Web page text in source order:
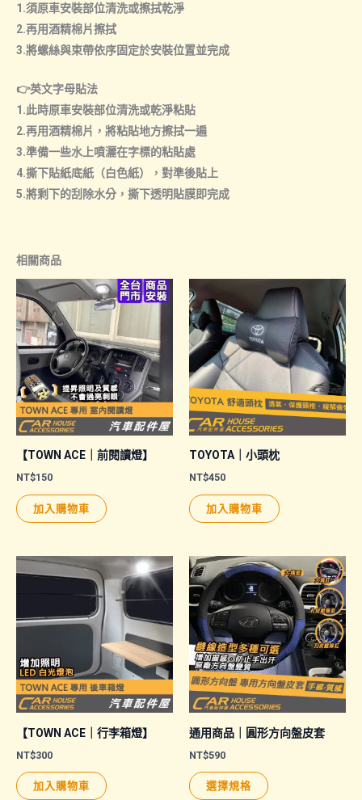
1.須原車安裝部位清洗或擦拭乾淨
2.再用酒精棉片擦拭
3.將螺絲與束帶依序固定於安裝位置並完成
👉英文字母貼法
1.此時原車安裝部位清洗或乾淨粘貼
2.再用酒精棉片，將粘貼地方擦拭一遍
3.準備一些水上噴灑在字標的粘貼處
4.撕下貼紙底紙（白色紙），對準後貼上
5.將剩下的刮除水分，撕下透明貼膜即完成
相關商品
【TOWN ACE｜前閱讀燈】
NT$150
加入購物車
TOYOTA｜小頭枕
NT$450
加入購物車
【TOWN ACE｜行李箱燈】
NT$300
加入購物車
通用商品｜圓形方向盤皮套
NT$590
選擇規格